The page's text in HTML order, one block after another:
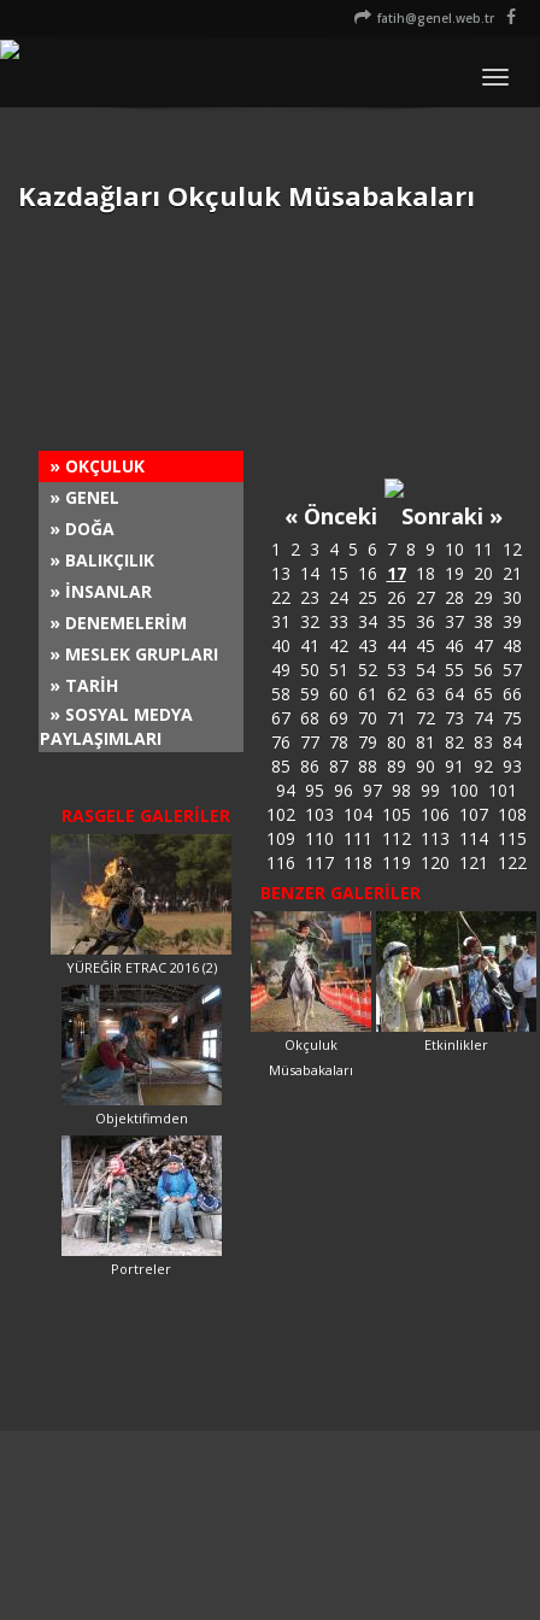
fatih@genel.web.tr
Kazdağları Okçuluk Müsabakaları
» OKÇULUK
» GENEL
» DOĞA
» BALIKÇILIK
» İNSANLAR
» DENEMELERİM
» MESLEK GRUPLARI
» TARİH
» SOSYAL MEDYA
PAYLAŞIMLARI
RASGELE GALERİLER
YÜREĞİR ETRAC 2016 (2)
Objektifimden
Portreler
« Önceki Sonraki »
1 2 3 4 5 6 7 8 9 10 11
12
13 14 15 16 17 18 19 20 21
22 23 24 25 26 27 28 29 30
31
32 33 34 35 36 37 38 39
40 41 42 43 44 45 46 47 48
49 50 51 52 53 54 55 56 57
58 59 60 61 62 63 64 65 66
67 68 69 70 71 72 73 74 75
76 77 78 79 80 81 82 83 84
85 86 87 88 89 90 91 92 93
94 95 96 97 98 99 100 101
102 103 104 105 106 107 108
109 110 111 112 113 114 115
116 117 118 119 120 121
122
BENZER GALERİLER
Okçuluk
Müsabakaları
Etkinlikler